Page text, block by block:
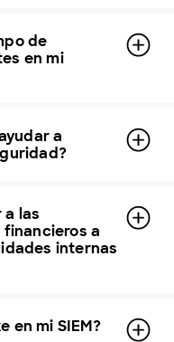
de
en mi
a
a las
a
internas
en mi SIEM?